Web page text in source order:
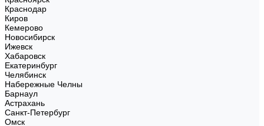
Краснодар
Киров
Кемерово
Новосибирск
Ижевск
Хабаровск
Екатеринбург
Челябинск
Набережные Челны
Барнаул
Астрахань
Санкт-Петербург
Омск